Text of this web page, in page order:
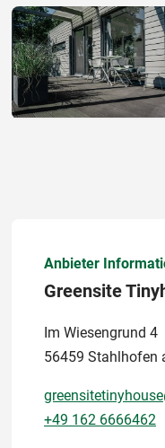
Anbieter
Greensite
Im Wiesengrund 4
56459 Stahlhofen
+49 162 6666462